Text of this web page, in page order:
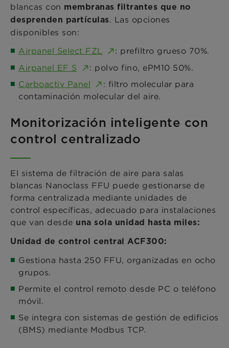
blancas con membranas filtrantes que no
desprenden partículas. Las opciones
disponibles son:
Airpanel Select FZL
: prefiltro grueso 70%.
Airpanel EF S
: polvo fino, ePM10 50%.
Carboactiv Panel
: filtro molecular para
contaminación molecular del aire.
Monitorización inteligente con
control centralizado
El sistema de filtración de aire para salas
blancas Nanoclass FFU puede gestionarse de
forma centralizada mediante unidades de
control específicas, adecuado para instalaciones
que van desde una sola unidad hasta miles:
Unidad de control central ACF300:
Gestiona hasta 250 FFU, organizadas en ocho
grupos.
Permite el control remoto desde PC o teléfono
móvil.
Se integra con sistemas de gestión de edificios
(BMS) mediante Modbus TCP.